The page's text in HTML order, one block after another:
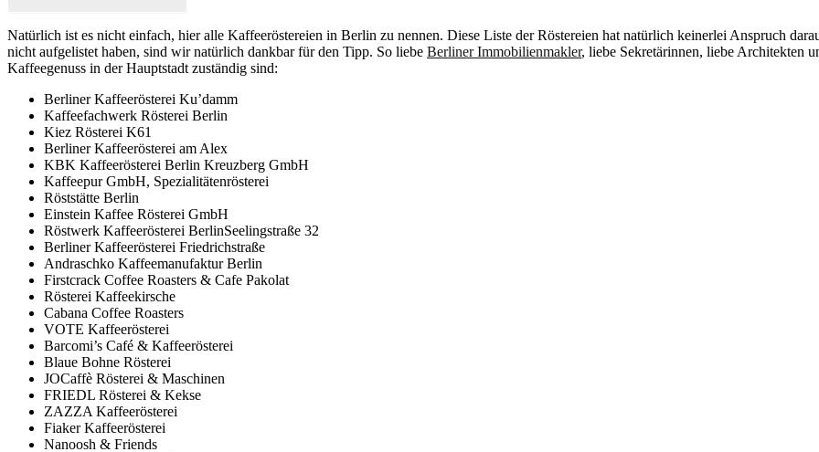
Natürlich ist es nicht einfach, hier alle Kaffeeröstereien in Berlin zu nennen. Diese Liste der Röstereien hat natürlich keinerlei Anspruch
nicht aufgelistet haben, sind wir natürlich dankbar für den Tipp. So liebe Berliner Immobilienmakler, liebe Sekretärinnen, liebe Architekten
Kaffeegenuss in der Hauptstadt zuständig sind:
Berliner Kaffeerösterei Ku’damm
Kaffeefachwerk Rösterei Berlin
Kiez Rösterei K61
Berliner Kaffeerösterei am Alex
KBK Kaffeerösterei Berlin Kreuzberg GmbH
Kaffeepur GmbH, Spezialitätenrösterei
Röststätte Berlin
Einstein Kaffee Rösterei GmbH
Röstwerk Kaffeerösterei BerlinSeelingstraße 32
Berliner Kaffeerösterei Friedrichstraße
Andraschko Kaffeemanufaktur Berlin
Firstcrack Coffee Roasters & Cafe Pakolat
Rösterei Kaffeekirsche
Cabana Coffee Roasters
VOTE Kaffeerösterei
Barcomi’s Café & Kaffeerösterei
Blaue Bohne Rösterei
JOCaffè Rösterei & Maschinen
FRIEDL Rösterei & Kekse
ZAZZA Kaffeerösterei
Fiaker Kaffeerösterei
Nanoosh & Friends